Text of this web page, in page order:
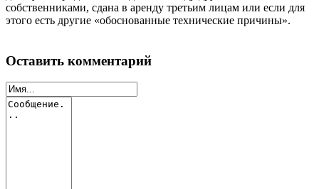
собственниками, сдана в аренду третьим лицам или если для
этого есть другие «обоснованные технические причины».
Оставить комментарий